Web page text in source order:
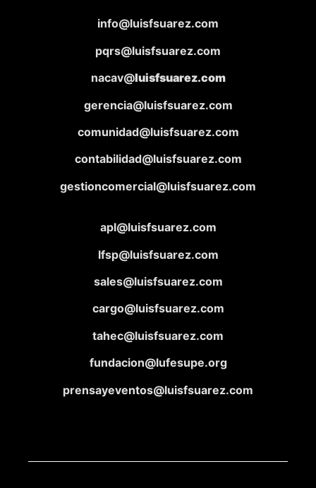
info@luisfsuarez.com
pqrs@luisfsuarez.com
nacav@luisfsuarez.com
gerencia@luisfsuarez.com
comunidad@luisfsuarez.com
contabilidad@luisfsuarez.com
gestioncomercial@luisfsuarez.com
apl@luisfsuarez.com
lfsp@luisfsuarez.com
sales@luisfsuarez.com
cargo@luisfsuarez.com
tahec@luisfsuarez.com
fundacion@lufesupe.org
prensayeventos@luisfsuarez.com